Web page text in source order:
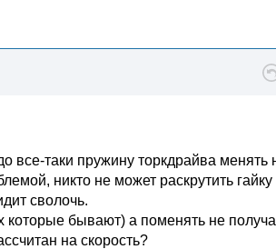
все-таки пружину торкдрайва менять
никто не может раскрутить
сволочь.
которые бывают) а поменять не
на скорость?